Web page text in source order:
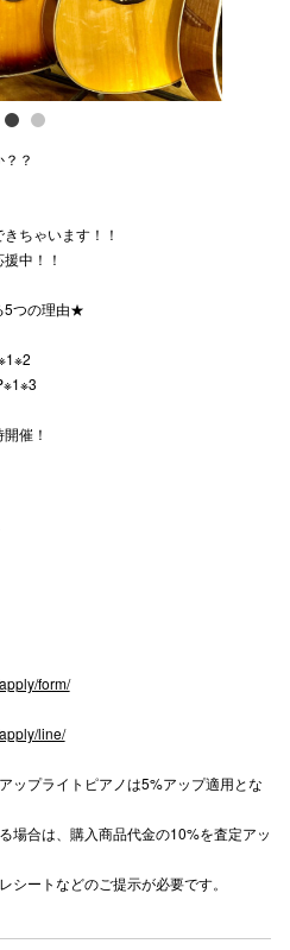
？
ちゃいます！！
中！！
5つの理由★
催！
form/
line/
ップライトピアノは5%アップ適用とな
場合は、購入商品代金の10%を査定アッ
ートなどのご提示が必要です。
公式SNS